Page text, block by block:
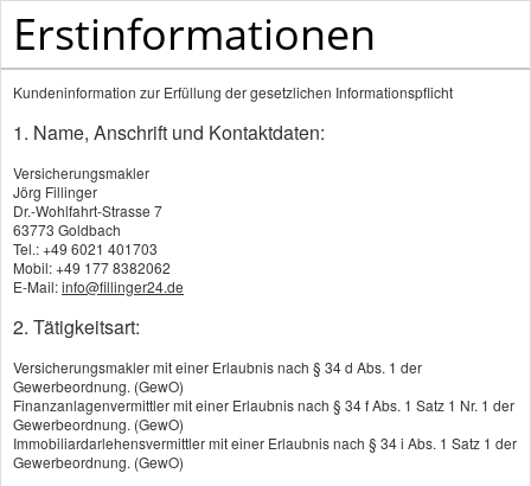
Versicherungsmakler - Ihr Versicherungsmakler
Warum Krankenschutz im
Ausland zu jeder Reiseplanung
gehört
Der Urlaub steht, die Route passt, die Vorfreude
Erstinformationen
Kundeninformation zur Erfüllung der gesetzlichen Informationspflicht
1. Name, Anschrift und Kontaktdaten:
Versicherungsmakler
Jörg Fillinger
Dr.-Wohlfahrt-Strasse 7
63773 Goldbach
Tel.: +49 6021 401703
Mobil: +49 177 8382062
E-Mail:info@fillinger24.de
2. Tätigkeitsart:
Versicherungsmakler mit einer Erlaubnis nach § 34 d Abs. 1 der
Gewerbeordnung. (GewO)
Finanzanlagenvermittler mit einer Erlaubnis nach § 34 f Abs. 1 Satz 1 Nr. 1 der
Gewerbeordnung. (GewO)
Immobiliardarlehensvermittler mit einer Erlaubnis nach § 34 i Abs. 1 Satz 1 der
Gewerbeordnung. (GewO)